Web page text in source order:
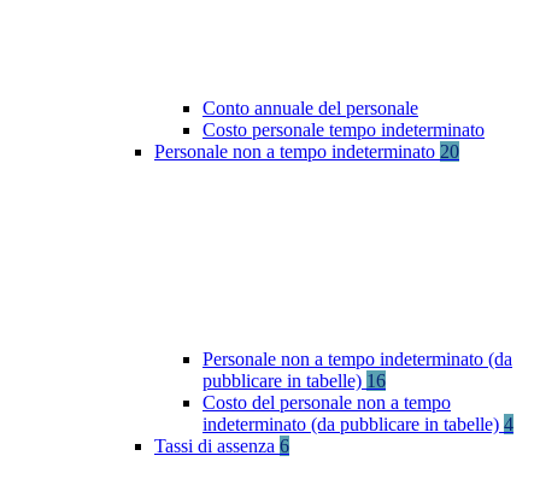
Conto annuale del personale
Costo personale tempo indeterminato
Personale non a tempo indeterminato 20
Personale non a tempo indeterminato (da
pubblicare in tabelle) 16
Costo del personale non a tempo
indeterminato (da pubblicare in tabelle) 4
Tassi di assenza 6